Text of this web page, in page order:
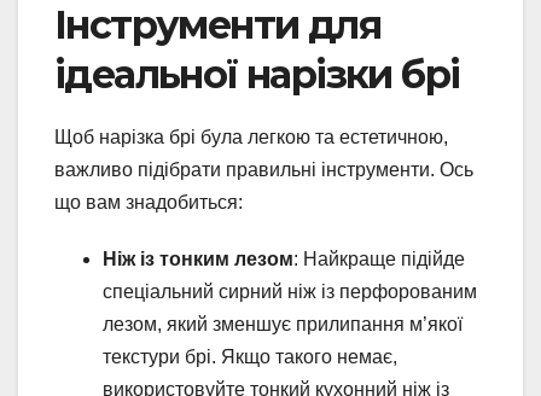
Інструменти для
ідеальної нарізки брі
Щоб нарізка брі була легкою та естетичною,
важливо підібрати правильні інструменти. Ось
що вам знадобиться:
Ніж із тонким лезом: Найкраще підійде
спеціальний сирний ніж із перфорованим
лезом, який зменшує прилипання м’якої
текстури брі. Якщо такого немає,
використовуйте тонкий кухонний ніж із